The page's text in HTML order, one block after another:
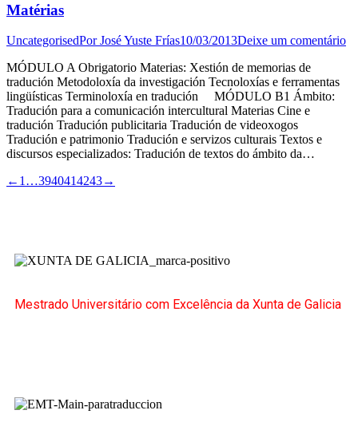
Matérias
UncategorisedPorJosé Yuste Frías10/03/2013Deixe um comentário
MÓDULO A Obrigatorio Materias: Xestión de memorias de
tradución Metodoloxía da investigación Tecnoloxías e ferramentas
lingüísticas Terminoloxía en tradución MÓDULO B1 Ámbito:
Tradución para a comunicación intercultural Materias Cine e
tradución Tradución publicitaria Tradución de videoxogos
Tradución e patrimonio Tradución e servizos culturais Textos e
discursos especializados: Tradución de textos do ámbito da…
← 1 …3940414243→
Mestrado Universitário com Excelência da Xunta de Galicia